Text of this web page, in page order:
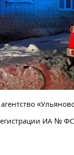
ИА №